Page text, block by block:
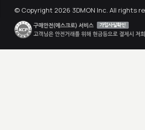
© Copyright 2026 3DMON Inc. All rights